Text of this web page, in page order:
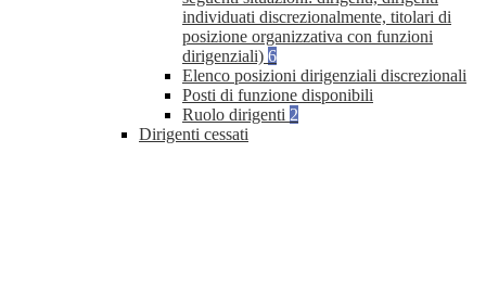
individuati discrezionalmente, titolari di
posizione organizzativa con funzioni
dirigenziali) 6
Elenco posizioni dirigenziali discrezionali
Posti di funzione disponibili
Ruolo dirigenti 2
Dirigenti cessati